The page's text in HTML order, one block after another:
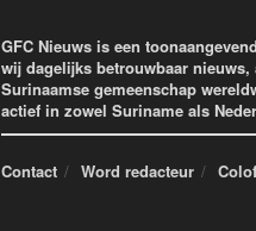
GFC Nieuws is een
wij dagelijks betrouwbaar
Surinaamse gemeenschap
actief in zowel Suriname als
Contact Word redacteur